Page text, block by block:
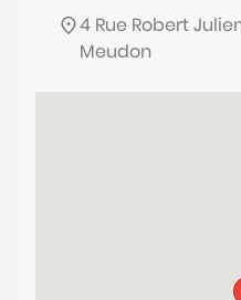
4 Rue Robert
Meudon